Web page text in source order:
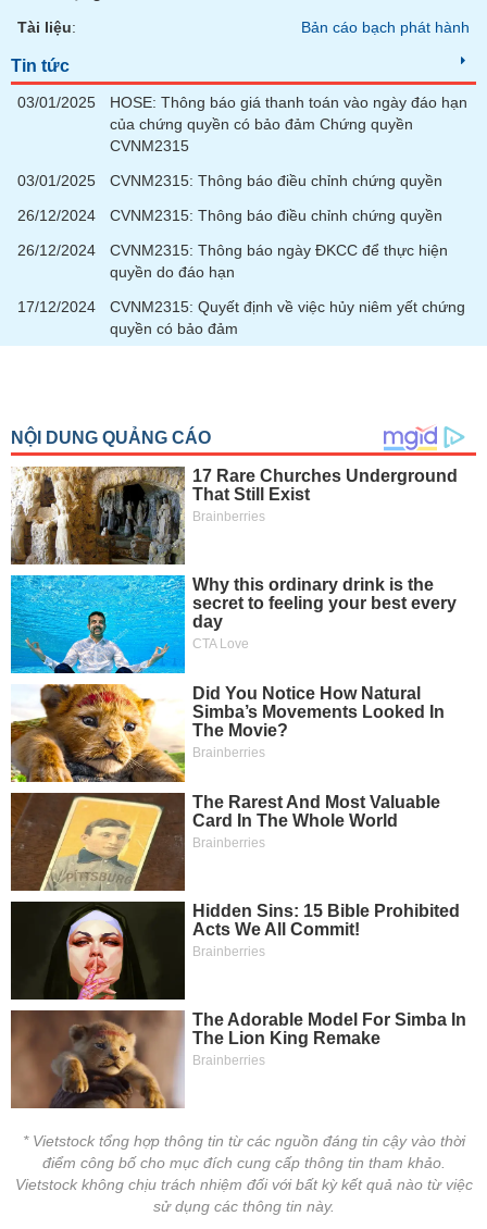
Tài liệu: Bản cáo bạch phát hành
Tin tức
03/01/2025
HOSE: Thông báo giá thanh toán vào ngày đáo hạn
của chứng quyền có bảo đảm Chứng quyền
CVNM2315
03/01/2025
CVNM2315: Thông báo điều chỉnh chứng quyền
26/12/2024
CVNM2315: Thông báo điều chỉnh chứng quyền
26/12/2024
CVNM2315: Thông báo ngày ĐKCC để thực hiện
quyền do đáo hạn
17/12/2024
CVNM2315: Quyết định về việc hủy niêm yết chứng
quyền có bảo đảm
* Vietstock tổng hợp thông tin từ các nguồn đáng tin cậy vào thời
điểm công bố cho mục đích cung cấp thông tin tham khảo.
Vietstock không chịu trách nhiệm đối với bất kỳ kết quả nào từ việc
sử dụng các thông tin này.